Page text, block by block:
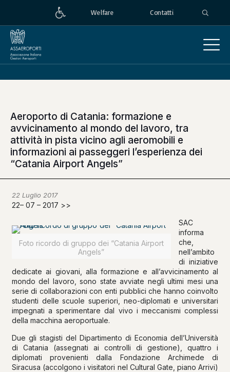
Welfare Contatti
Aeroporto di Catania: formazione e
avvicinamento al mondo del lavoro, tra
attività in pista vicino agli aeromobili e
informazioni ai passeggeri l’esperienza dei
“Catania Airport Angels”
22 Luglio 2017
22– 07 – 2017 >>
Foto ricordo di gruppo dei “Catania Airport
Angels”
SAC
informa
che,
nell’ambito
di iniziative
dedicate ai giovani, alla formazione e all’avvicinamento al
mondo del lavoro, sono state avviate negli ultimi mesi una
serie di collaborazioni con enti pubblici che hanno coinvolto
studenti delle scuole superiori, neo-diplomati e universitari
impegnati a sperimentare dal vivo i meccanismi complessi
della macchina aeroportuale.
Due gli stagisti del Dipartimento di Economia dell’Università
di Catania (assegnati ai controlli di gestione), quattro i
diplomati provenienti dalla Fondazione Archimede di
Siracusa (accolgono i visitatori nel Cultural Gate, piano Arrivi)